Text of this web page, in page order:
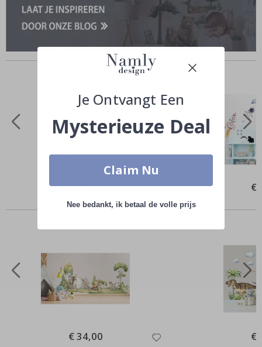
Vergelijkbare producten
Special
€ 29,00 €
Anderen kochten ook
Special
Price
€ 34,00 €
Je Ontvangt Een
Mysterieuze Deal
Claim Nu
Nee bedankt, ik betaal de volle prijs